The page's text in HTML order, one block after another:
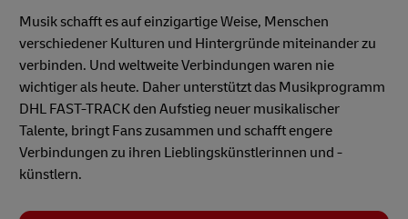
Musik schafft es auf einzigartige Weise, Menschen
verschiedener Kulturen und Hintergründe miteinander zu
verbinden. Und weltweite Verbindungen waren nie
wichtiger als heute. Daher unterstützt das Musikprogramm
DHL FAST-TRACK den Aufstieg neuer musikalischer
Talente, bringt Fans zusammen und schafft engere
Verbindungen zu ihren Lieblingskünstlerinnen und -
künstlern.